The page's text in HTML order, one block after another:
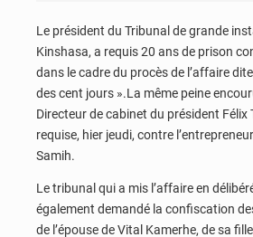
Le président du Tribunal de grande
Kinshasa, a requis 20 ans de prison
dans le cadre du procès de l’affaire
des cent jours ».La même peine
Directeur de cabinet du président Félix
requise, hier jeudi, contre
Samih.
Le tribunal qui a mis l’affaire en
également demandé la confiscation
de l’épouse de Vital Kamerhe, de sa